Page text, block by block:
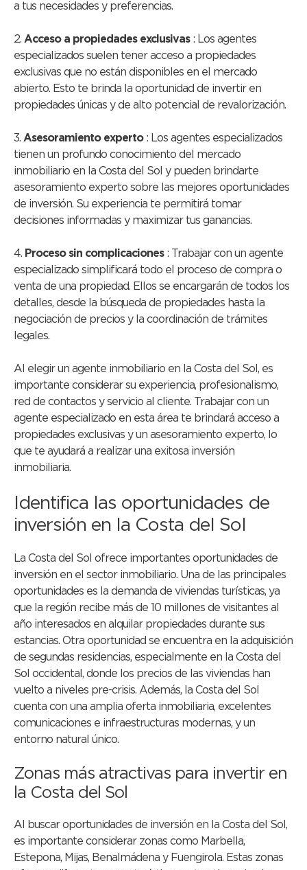
a tus necesidades y preferencias.
2. Acceso a propiedades exclusivas: Los agentes
especializados suelen tener acceso a propiedades
exclusivas que no están disponibles en el mercado
abierto. Esto te brinda la oportunidad de invertir en
propiedades únicas y de alto potencial de revalorización.
3. Asesoramiento experto: Los agentes especializados
tienen un profundo conocimiento del mercado
inmobiliario en la Costa del Sol y pueden brindarte
asesoramiento experto sobre las mejores oportunidades
de inversión. Su experiencia te permitirá tomar
decisiones informadas y maximizar tus ganancias.
4. Proceso sin complicaciones: Trabajar con un agente
especializado simplificará todo el proceso de compra o
venta de una propiedad. Ellos se encargarán de todos los
detalles, desde la búsqueda de propiedades hasta la
negociación de precios y la coordinación de trámites
legales.
Al elegir un agente inmobiliario en la Costa del Sol, es
importante considerar su experiencia, profesionalismo,
red de contactos y servicio al cliente. Trabajar con un
agente especializado en esta área te brindará acceso a
propiedades exclusivas y un asesoramiento experto, lo
que te ayudará a realizar una exitosa inversión
inmobiliaria.
Identifica las oportunidades de
inversión en la Costa del Sol
La Costa del Sol ofrece importantes oportunidades de
inversión en el sector inmobiliario. Una de las principales
oportunidades es la demanda de viviendas turísticas, ya
que la región recibe más de 10 millones de visitantes al
año interesados en alquilar propiedades durante sus
estancias. Otra oportunidad se encuentra en la adquisición
de segundas residencias, especialmente en la Costa del
Sol occidental, donde los precios de las viviendas han
vuelto a niveles pre-crisis. Además, la Costa del Sol
cuenta con una amplia oferta inmobiliaria, excelentes
comunicaciones e infraestructuras modernas, y un
entorno natural único.
Zonas más atractivas para invertir en
la Costa del Sol
Al buscar oportunidades de inversión en la Costa del Sol,
es importante considerar zonas como Marbella,
Estepona, Mijas, Benalmádena y Fuengirola. Estas zonas